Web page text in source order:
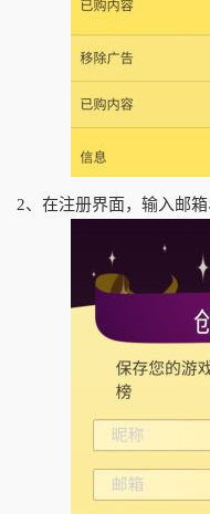
2、在注册界面，输入邮